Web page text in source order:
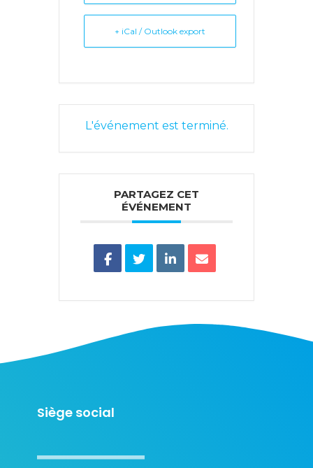
+ iCal / Outlook export
L'événement est terminé.
PARTAGEZ CET
ÉVÉNEMENT
Siège social